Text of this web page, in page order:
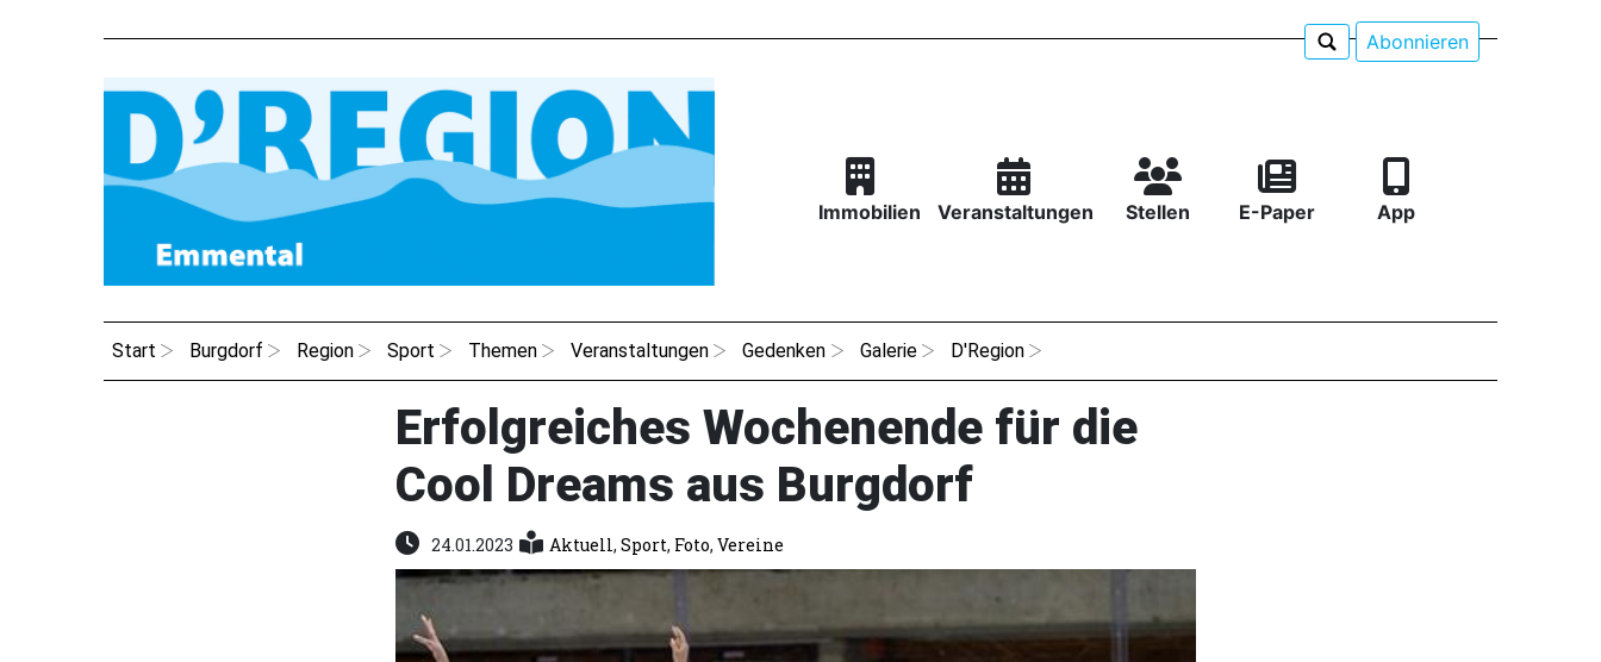
Abonnieren
Immobilien Veranstaltungen Stellen E-Paper App
Start Burgdorf Region Sport Themen Veranstaltungen Gedenken Galerie D'Region
Erfolgreiches Wochenende für die
Cool Dreams aus Burgdorf
24.01.2023 Aktuell, Sport, Foto, Vereine